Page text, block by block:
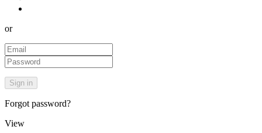
or
Forgot password?
View